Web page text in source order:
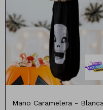
Mano Caramelera - Blanca